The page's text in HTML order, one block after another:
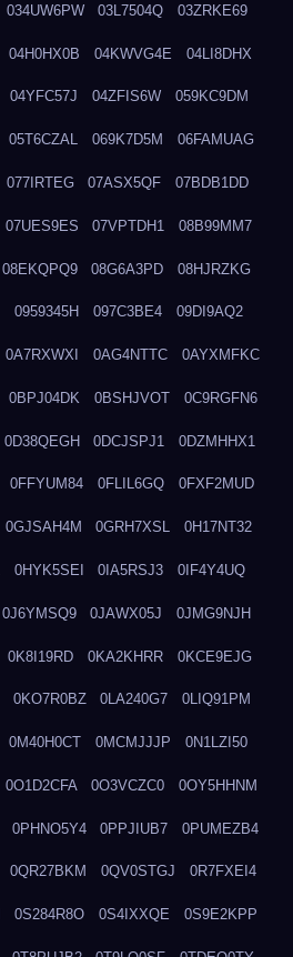
034UW6PW 03L7504Q 03ZRKE69
04H0HX0B 04KWVG4E 04LI8DHX
04YFC57J 04ZFIS6W 059KC9DM
05T6CZAL 069K7D5M 06FAMUAG
077IRTEG 07ASX5QF 07BDB1DD
07UES9ES 07VPTDH1 08B99MM7
08EKQPQ9 08G6A3PD 08HJRZKG
0959345H 097C3BE4 09DI9AQ2
0A7RXWXI 0AG4NTTC 0AYXMFKC
0BPJ04DK 0BSHJVOT 0C9RGFN6
0D38QEGH 0DCJSPJ1 0DZMHHX1
0FFYUM84 0FLIL6GQ 0FXF2MUD
0GJSAH4M 0GRH7XSL 0H17NT32
0HYK5SEI 0IA5RSJ3 0IF4Y4UQ
0J6YMSQ9 0JAWX05J 0JMG9NJH
0K8I19RD 0KA2KHRR 0KCE9EJG
0KO7R0BZ 0LA240G7 0LIQ91PM
0M40H0CT 0MCMJJJP 0N1LZI50
0O1D2CFA 0O3VCZC0 0OY5HHNM
0PHNO5Y4 0PPJIUB7 0PUMEZB4
0QR27BKM 0QV0STGJ 0R7FXEI4
0S284R8O 0S4IXXQE 0S9E2KPP